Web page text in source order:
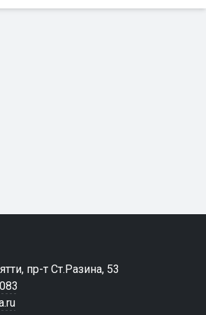
пр-т Ст.Разина, 53